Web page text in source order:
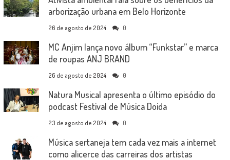
arborização urbana em Belo Horizonte
26 de agosto de 2024 0
MC Anjim lança novo álbum “Funkstar” e marca
de roupas ANJ BRAND
26 de agosto de 2024 0
Natura Musical apresenta o último episódio do
podcast Festival de Música Doida
23 de agosto de 2024 0
Música sertaneja tem cada vez mais a internet
como alicerce das carreiras dos artistas